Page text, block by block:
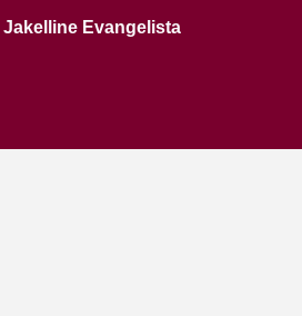
Jakelline Evangelista